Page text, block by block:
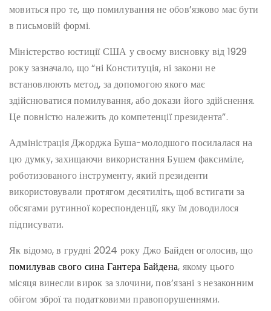
мовиться про те, що помилування не обов’язково має бути
в письмовій формі.
Міністерство юстиції США у своєму висновку від 1929
року зазначало, що “ні Конституція, ні закони не
встановлюють метод, за допомогою якого має
здійснюватися помилування, або докази його здійснення.
Це повністю належить до компетенції президента”.
Адміністрація Джорджа Буша-молодшого посилалася на
цю думку, захищаючи використання Бушем факсиміле,
роботизованого інструменту, який президенти
використовували протягом десятиліть, щоб встигати за
обсягами рутинної кореспонденції, яку їм доводилося
підписувати.
Як відомо, в грудні 2024 року Джо Байден оголосив, що
помилував свого сина Гантера Байдена, якому цього
місяця винесли вирок за злочини, пов’язані з незаконним
обігом зброї та податковими правопорушеннями.